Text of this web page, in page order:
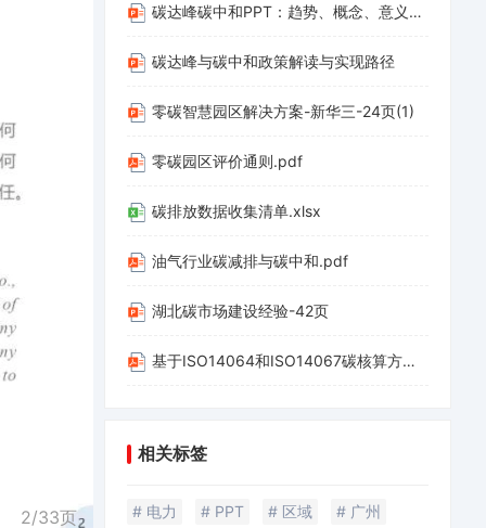
2/33页
碳达峰碳中和PPT：趋势、概念、意义、路径与探索（碳达峰碳中和相关内容介绍及减污降碳的路径解读）(1)
碳达峰与碳中和政策解读与实现路径
零碳智慧园区解决方案-新华三-24页(1)
零碳园区评价通则.pdf
碳排放数据收集清单.xlsx
油气行业碳减排与碳中和.pdf
湖北碳市场建设经验-42页
基于ISO14064和ISO14067碳核算方法应用-20220312-山西科城能源环境创新研究院-39页.pdf
相关标签
# 电力 # PPT # 区域 # 广州